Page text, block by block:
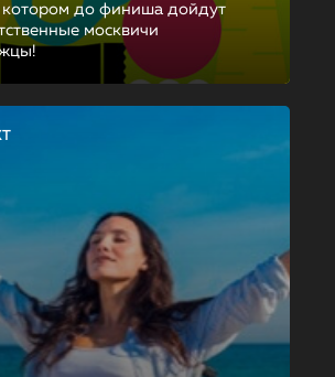
котором до финиша дойдут
москвичи